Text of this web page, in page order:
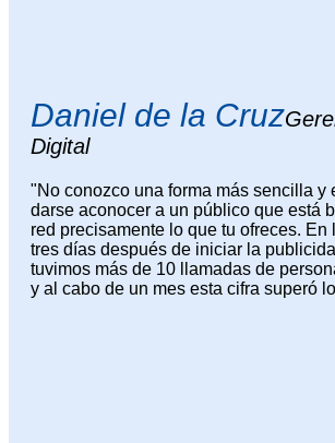
Daniel de la Cruz
Digital
"No conozco una forma más sencilla y
darse aconocer a un público que está
red precisamente lo que tu ofreces. En
tres días después de iniciar la
tuvimos más de 10 llamadas de
y al cabo de un mes esta cifra superó